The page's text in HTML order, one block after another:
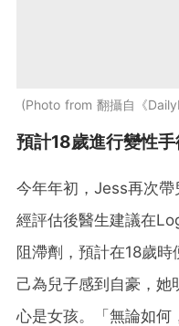
Photo from 翻攝自《
預計18歲進行變性手
今年年初，Jess再次帶
經評估後醫生建議在
阻滯劑，預計在18歲
己為兒子感到自豪，
心是女孩。「無論如何